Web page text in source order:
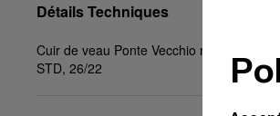
Détails Techniques
Cuir de veau Ponte Vecchio noir vintage,
STD, 26/22